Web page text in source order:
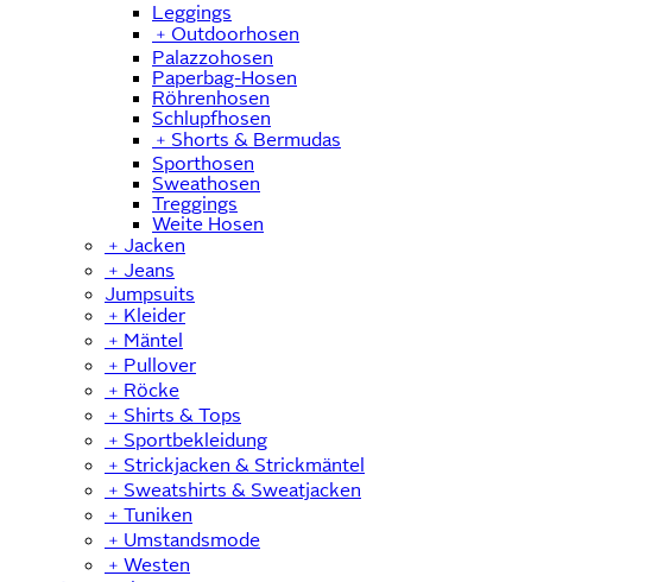
Leggings
﹢ Outdoorhosen
Palazzohosen
Paperbag-Hosen
Röhrenhosen
Schlupfhosen
﹢ Shorts & Bermudas
Sporthosen
Sweathosen
Treggings
Weite Hosen
﹢ Jacken
﹢ Jeans
Jumpsuits
﹢ Kleider
﹢ Mäntel
﹢ Pullover
﹢ Röcke
﹢ Shirts & Tops
﹢ Sportbekleidung
﹢ Strickjacken & Strickmäntel
﹢ Sweatshirts & Sweatjacken
﹢ Tuniken
﹢ Umstandsmode
﹢ Westen